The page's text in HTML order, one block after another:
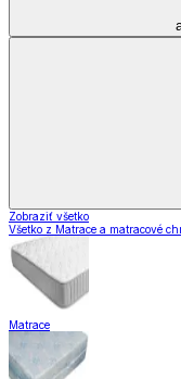
Zobraziť všetko
Všetko z Matrace a matracové
Matrace